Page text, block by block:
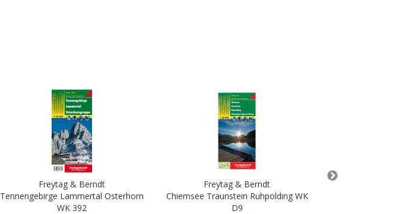
Freytag & Berndt
Tennengebirge Lammertal Osterhorn
WK 392
Freytag & Berndt
Chiemsee Traunstein Ruhpolding WK
D9